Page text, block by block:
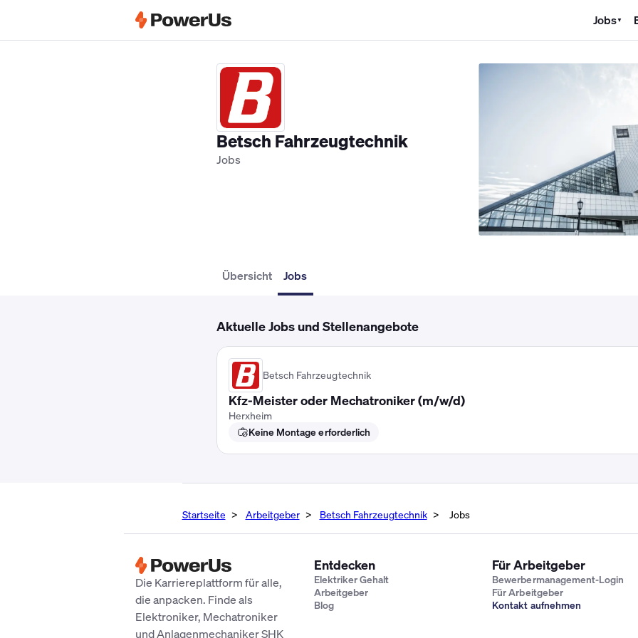
Jobs▼
Betsch Fahrzeugtechnik
Jobs
Übersicht Jobs
Aktuelle Jobs und Stellenangebote
Betsch Fahrzeugtechnik
Kfz-Meister oder Mechatroniker (m/w/d)
Herxheim
Keine Montage erforderlich
Startseite Arbeitgeber Betsch Fahrzeugtechnik Jobs
Die Karriereplattform für alle,
die anpacken. Finde als
Elektroniker, Mechatroniker
und Anlagenmechaniker SHK
Entdecken
Elektriker Gehalt
Arbeitgeber
Blog
Für Arbeitgeber
Bewerbermanagement-Login
Für Arbeitgeber
Kontakt aufnehmen